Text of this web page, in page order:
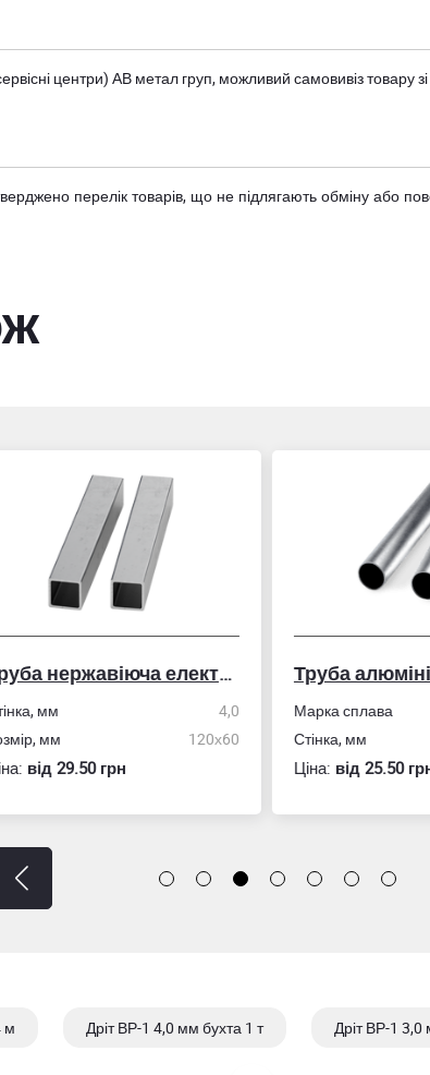
центри) АВ метал груп, можливий самовивіз товару
перелік товарів, що не підлягають обміну або
Труба нержавіюча електрозварна профільна
мм
4,0
мм
120х60
вiд 29.50 грн
Труба
Марка сплава
Стінка, мм
Ціна:вiд 25.50 грн
м Дріт ВР-1 4,0 мм бухта 1 т Дріт ВР-1 3,0